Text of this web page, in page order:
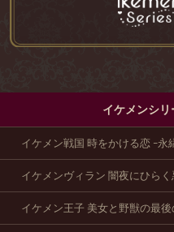
イケメンシ
イケメン戦国 時をかける恋 -永
イケメンヴィラン 闇夜にひら
イケメン王子 美女と野獣の最